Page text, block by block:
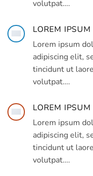
volutpat….
LOREM
Lorem ipsum
adipiscing elit,
tincidunt ut
volutpat….
LOREM
Lorem ipsum
adipiscing elit,
tincidunt ut
volutpat….